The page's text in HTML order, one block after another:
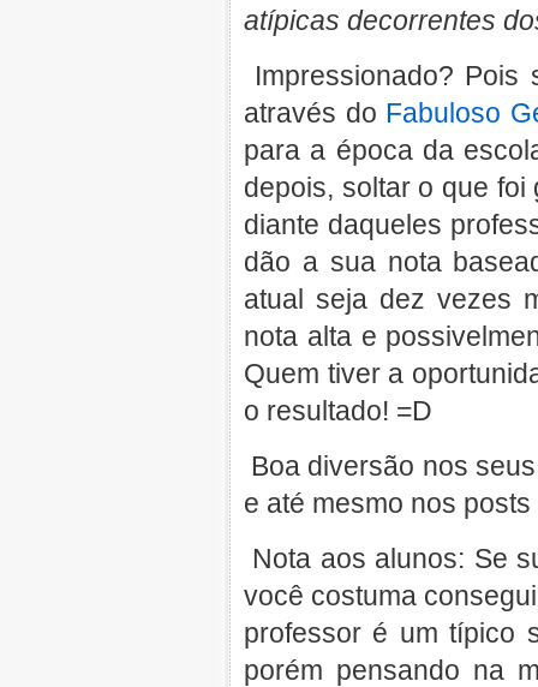
atípicas decorrentes
Impressionado? Pois
através do Fabuloso
para a época da
depois, soltar o que
diante daqueles
dão a sua nota
atual seja dez vezes
nota alta e
Quem tiver a
o resultado! =D
Boa diversão nos
e até mesmo nos
Nota aos alunos: Se
você costuma
professor é um típico
porém pensando na